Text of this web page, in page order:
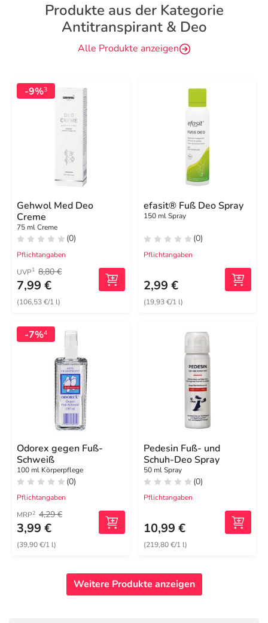
Produkte aus der Kategorie
Antitranspirant & Deo
Alle Produkte anzeigen
-9%3
Gehwol Med Deo
Creme
75 ml Creme
(0)
Pflichtangaben
UVP1 8,80 €
7,99 €
(106,53 €/1 l)
efasit® Fuß Deo Spray
150 ml Spray
(0)
Pflichtangaben
2,99 €
(19,93 €/1 l)
-7%4
Odorex gegen Fuß-
Schweiß
100 ml Körperpflege
(0)
Pflichtangaben
MRP2 4,29 €
3,99 €
(39,90 €/1 l)
Pedesin Fuß- und
Schuh-Deo Spray
50 ml Spray
(0)
Pflichtangaben
10,99 €
(219,80 €/1 l)
Weitere Produkte anzeigen